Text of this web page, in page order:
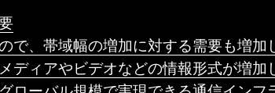
で、帯域幅の増加に対する需要も増加
ディアやビデオなどの情報形式が増加